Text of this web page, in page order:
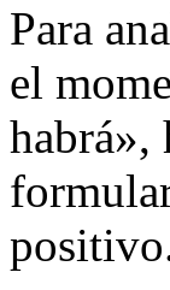
Para
el
habrá»,